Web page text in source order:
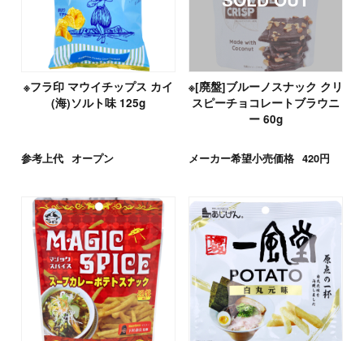
※フラ印 マウイチップス カイ
(海)ソルト味 125g
参考上代 オープン
※[廃盤]ブルーノスナック クリ
スピーチョコレートブラウニ
ー 60g
メーカー希望小売価格 420円